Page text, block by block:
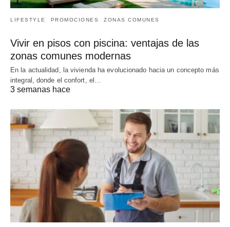
LIFESTYLE PROMOCIONES ZONAS COMUNES
Vivir en pisos con piscina: ventajas de las
zonas comunes modernas
En la actualidad, la vivienda ha evolucionado hacia un concepto más
integral, donde el confort, el…
3 semanas hace